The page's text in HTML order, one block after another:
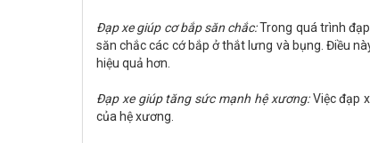
Đạp xe giúp cơ bắp săn chắc:Trong quá trình
săn chắc các cớ bắp ở thắt lưng và bụng. Điều
hiệu quả hơn.
Đạp xe giúp tăng sức mạnh hệ xương:Việc đạp
của hệ xương.